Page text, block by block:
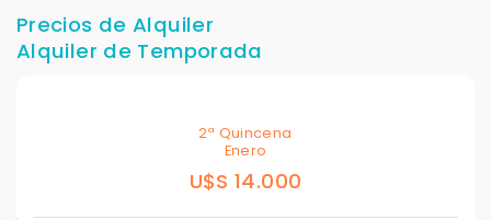
Precios de Alquiler
Alquiler de Temporada
2ª Quincena
Enero
U$S 14.000